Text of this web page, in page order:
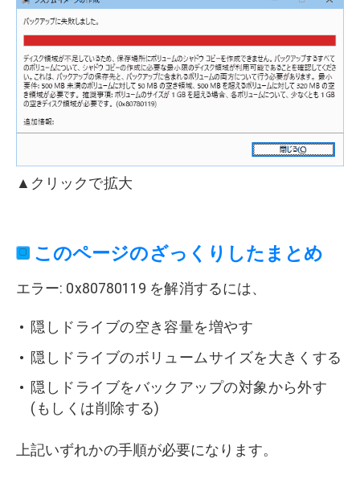
▲クリックで拡大
このページのざっくりしたまとめ
エラー: 0x80780119 を解消するには、
隠しドライブの空き容量を増やす
隠しドライブのボリュームサイズを大きくする
隠しドライブをバックアップの対象から外す
(もしくは削除する)
上記いずれかの手順が必要になります。